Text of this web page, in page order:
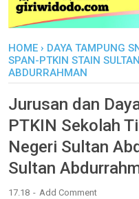
HOME › DAYA TAMPUNG
SPAN-PTKIN STAIN
ABDURRAHMAN
Jurusan dan
PTKIN Sekolah
Negeri Sultan
Sultan
17.18 Add Comment